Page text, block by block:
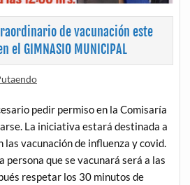
de vacunación este
el GIMNASIO MUNICIPAL
pedir permiso en la Comisaría
La iniciativa estará destinada a
las vacunación de influenza y covid.
que se vacunará será a las
respetar los 30 minutos de